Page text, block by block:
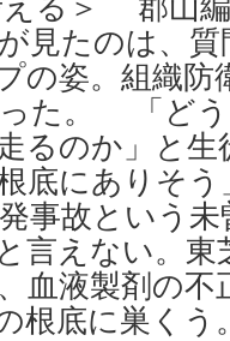
見たのは、
の姿。組織
た。 「ど
るのか」と
底にありそ
故という未
言えない。東
血液製剤の
根底に巣く